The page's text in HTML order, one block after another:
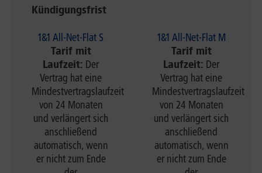
Kündigungsfrist
1&1 All-Net-Flat S
Tarif mit
Laufzeit: Der
Vertrag hat eine
Mindestvertragslaufzeit
von 24 Monaten
und verlängert sich
anschließend
automatisch, wenn
er nicht zum Ende
1&1 All-Net-Flat M
Tarif mit
Laufzeit: Der
Vertrag hat eine
Mindestvertragslaufzeit
von 24 Monaten
und verlängert sich
anschließend
automatisch, wenn
er nicht zum Ende